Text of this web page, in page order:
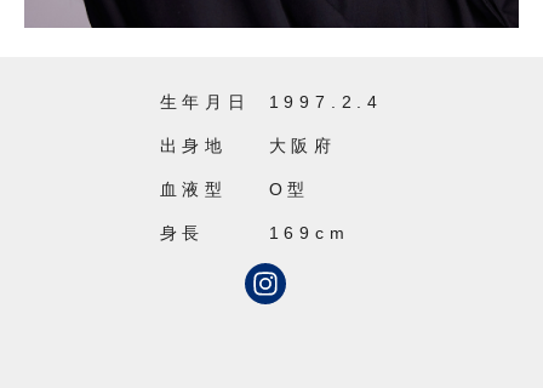
生年月日 1997.2.4
出身地 大阪府
血液型 O型
身長 169cm